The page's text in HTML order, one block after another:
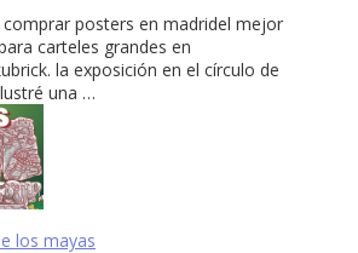
posters en madridel mejor
carteles grandes en
la exposición en el círculo de
una …
los mayas